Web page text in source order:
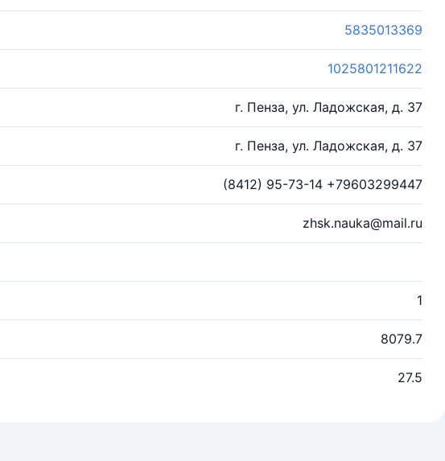
5835013369
1025801211622
г. Пенза, ул. Ладожская, д. 37
г. Пенза, ул. Ладожская, д. 37
(8412) 95-73-14 +79603299447
zhsk.nauka@mail.ru
1
8079.7
27.5